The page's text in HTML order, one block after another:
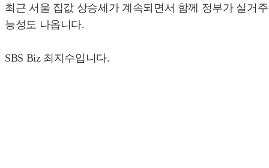
최근 서울 집값 상승세가 계속되면서 함께 정부가 실거
능성도 나옵니다.
SBS Biz 최지수입니다.